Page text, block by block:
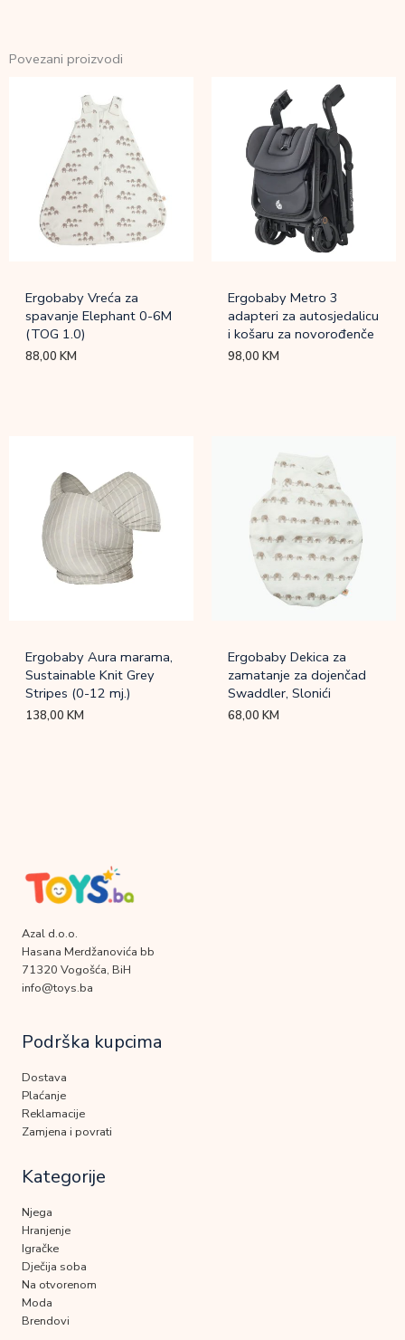
Povezani proizvodi
Ergobaby Vreća za
spavanje Elephant 0-6M
(TOG 1.0)
88,00KM
Ergobaby Metro 3
adapteri za autosjedalicu
i košaru za novorođenče
98,00KM
Ergobaby Aura marama,
Sustainable Knit Grey
Stripes (0-12 mj.)
138,00KM
Ergobaby Dekica za
zamatanje za dojenčad
Swaddler, Slonići
68,00KM
Azal d.o.o.
Hasana Merdžanovića bb
71320 Vogošća, BiH
info@toys.ba
Podrška kupcima
Dostava
Plaćanje
Reklamacije
Zamjena i povrati
Kategorije
Njega
Hranjenje
Igračke
Dječija soba
Na otvorenom
Moda
Brendovi